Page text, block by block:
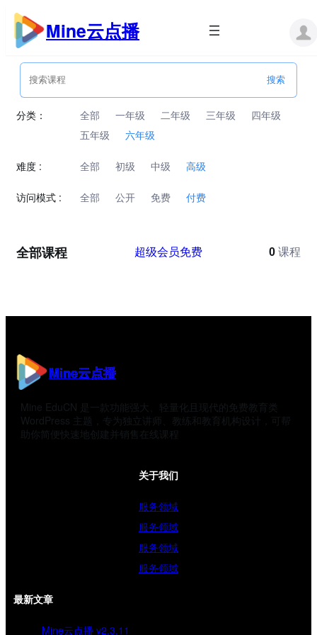
跳
内
Mine云点播
分类： 全部 一年级 二年级 三年级
四年级
五年级
六年级
难度 : 全部 初级 中级 高级
访问模式 : 全部 公开 免费 付费
全部课程 超级会员免费 0 课程
Mine云点播
Mine EduCN 是一款功能强大、轻量化且现代的免费教育类
WordPress 主题，专为独立讲师、教练和教育机构设计，可帮
助你简便快速地创建并销售在线课程
关于我们
服务领域
服务领域
服务领域
服务领域
最新文章
Mine云点播 v2.3.11